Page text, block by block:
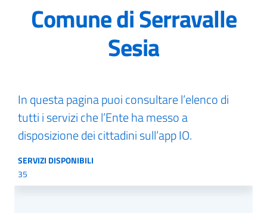
Comune di Serravalle
Sesia
In questa pagina puoi consultare l’elenco di
tutti i servizi che l’Ente ha messo a
disposizione dei cittadini sull’app IO.
SERVIZI DISPONIBILI
35